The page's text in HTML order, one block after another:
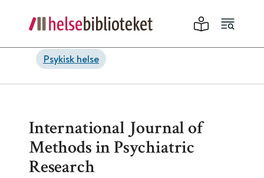
Psykisk helse
International Journal of
Methods in Psychiatric
Research